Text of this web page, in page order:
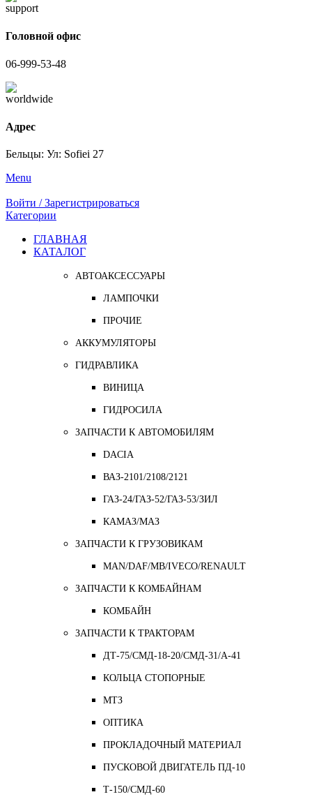
Головной офис
06-999-53-48
Адрес
Бельцы: Ул: Sofiei 27
Menu
Войти / Зарегистрироваться
Категории
ГЛАВНАЯ
КАТАЛОГ
АВТОАКСЕССУАРЫ
ЛАМПОЧКИ
ПРОЧИЕ
АККУМУЛЯТОРЫ
ГИДРАВЛИКА
ВИНИЦА
ГИДРОСИЛА
ЗАПЧАСТИ К АВТОМОБИЛЯМ
DACIA
ВАЗ-2101/2108/2121
ГАЗ-24/ГАЗ-52/ГАЗ-53/ЗИЛ
КАМАЗ/МАЗ
ЗАПЧАСТИ К ГРУЗОВИКАМ
MAN/DAF/MB/IVECO/RENAULT
ЗАПЧАСТИ К КОМБАЙНАМ
КОМБАЙН
ЗАПЧАСТИ К ТРАКТОРАМ
ДТ-75/СМД-18-20/СМД-31/A-41
КОЛЬЦА СТОПОРНЫЕ
МТЗ
ОПТИКА
ПРОКЛАДОЧНЫЙ МАТЕРИАЛ
ПУСКОВОЙ ДВИГАТЕЛЬ ПД-10
Т-150/СМД-60